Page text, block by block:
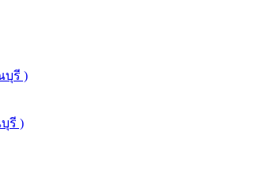
บุรี )
รี )